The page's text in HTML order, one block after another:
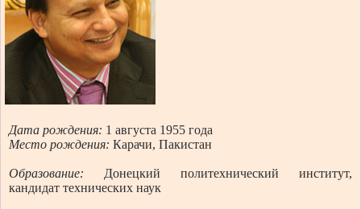
Дата рождения: 1 августа 1955 года
Место рождения: Карачи, Пакистан
Образование: Донецкий политехнический институт,
кандидат технических наук